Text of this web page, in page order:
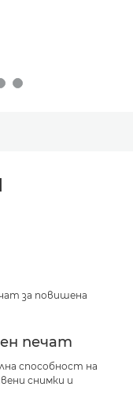
за повишена
печат
способност на
снимки и